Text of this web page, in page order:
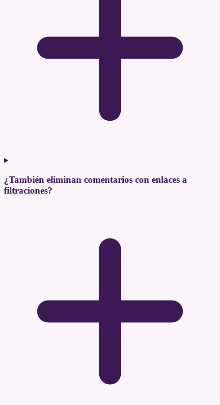
¿También eliminan comentarios con enlaces a
filtraciones?